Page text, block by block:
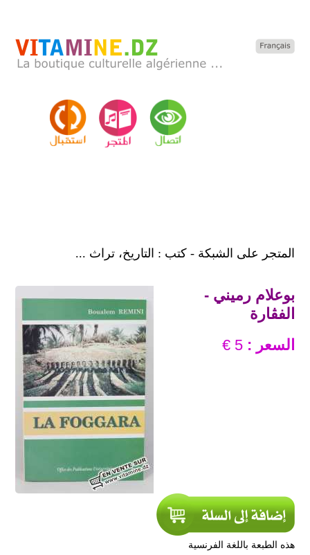
المتجر على الشبكة - كتب : التاريخ، تراث ...
بوعلام رميني -
الفڨارة
السعر : 5 €
هذه الطبعة باللغة الفرنسية